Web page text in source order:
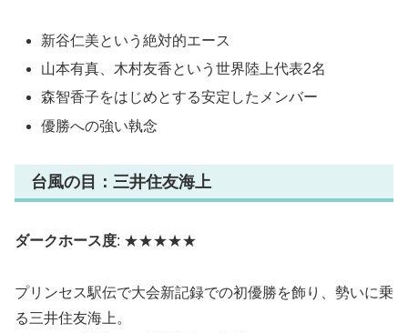
新谷仁美という絶対的エース
山本有真、木村友香という世界陸上代表2名
森智香子をはじめとする安定したメンバー
優勝への強い執念
台風の目：三井住友海上
ダークホース度: ★★★★★
プリンセス駅伝で大会新記録での初優勝を飾り、勢いに乗
る三井住友海上。